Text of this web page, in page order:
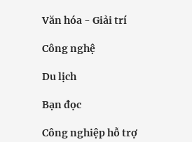
Văn hóa - Giải trí
Công nghệ
Du lịch
Bạn đọc
Công nghiệp hỗ trợ